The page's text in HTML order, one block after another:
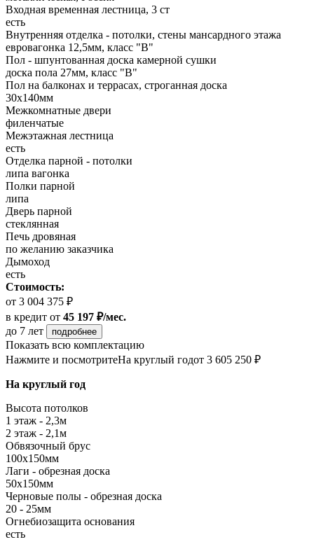
Входная временная лестница, 3 ст
есть
Внутренняя отделка - потолки, стены мансардного этажа
евровагонка 12,5мм, класс "В"
Пол - шпунтованная доска камерной сушки
доска пола 27мм, класс "B"
Пол на балконах и террасах, строганная доска
30х140мм
Межкомнатные двери
филенчатые
Межэтажная лестница
есть
Отделка парной - потолки
липа вагонка
Полки парной
липа
Дверь парной
стеклянная
Печь дровяная
по желанию заказчика
Дымоход
есть
Стоимость:
от 3 004 375 ₽
в кредит от 45 197 ₽/мес.
до 7 лет
подробнее
Показать всю комплектацию
Нажмите и посмотритеНа круглый годот 3 605 250 ₽
На круглый год
Высота потолков
1 этаж - 2,3м
2 этаж - 2,1м
Обвязочный брус
100х150мм
Лаги - обрезная доска
50х150мм
Черновые полы - обрезная доска
20 - 25мм
Огнебиозащита основания
есть